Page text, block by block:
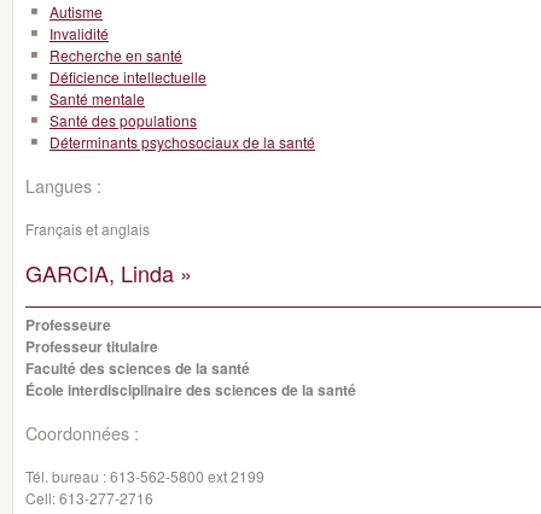
Autisme
Invalidité
Recherche en santé
Déficience intellectuelle
Santé mentale
Santé des populations
Déterminants psychosociaux de la santé
Langues :
Français et anglais
GARCIA, Linda »
Professeure
Professeur titulaire
Faculté des sciences de la santé
École interdisciplinaire des sciences de la santé
Coordonnées :
Tél. bureau :613-562-5800 ext 2199
Cell:613-277-2716